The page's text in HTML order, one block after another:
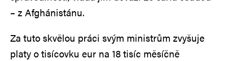
– z Afghánistánu.
Za tuto skvělou práci svým ministrům zvyšuje
platy o tisícovku eur na 18 tisíc měsíčně